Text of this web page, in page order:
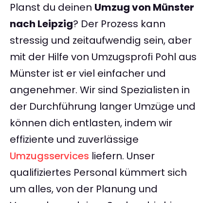
Planst du deinen Umzug von Münster
nach Leipzig? Der Prozess kann
stressig und zeitaufwendig sein, aber
mit der Hilfe von Umzugsprofi Pohl aus
Münster ist er viel einfacher und
angenehmer. Wir sind Spezialisten in
der Durchführung langer Umzüge und
können dich entlasten, indem wir
effiziente und zuverlässige
Umzugsservices liefern. Unser
qualifiziertes Personal kümmert sich
um alles, von der Planung und